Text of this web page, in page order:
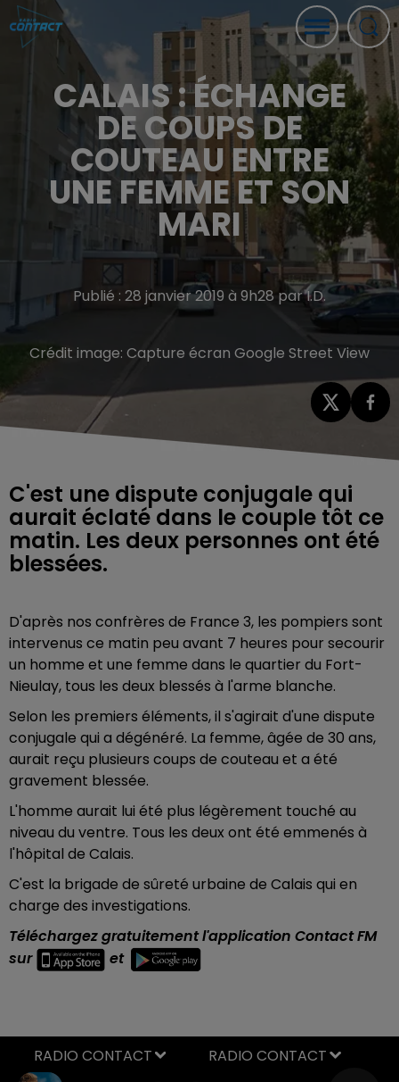
CALAIS : ÉCHANGE
DE COUPS DE
COUTEAU ENTRE
UNE FEMME ET SON
MARI
Publié : 28 janvier 2019 à 9h28 par I.D.
Crédit image: Capture écran Google Street View
C'est une dispute conjugale qui
aurait éclaté dans le couple tôt ce
matin. Les deux personnes ont été
blessées.
D'après nos confrères de France 3, les pompiers sont
intervenus ce matin peu avant 7 heures pour secourir
un homme et une femme dans le quartier du Fort-
Nieulay, tous les deux blessés à l'arme blanche.
Selon les premiers éléments, il s'agirait d'une dispute
conjugale qui a dégénéré. La femme, âgée de 30 ans,
aurait reçu plusieurs coups de couteau et a été
gravement blessée.
L'homme aurait lui été plus légèrement touché au
niveau du ventre. Tous les deux ont été emmenés à
l'hôpital de Calais.
C'est la brigade de sûreté urbaine de Calais qui en
charge des investigations.
Téléchargez gratuitement l'application Contact FM
sur
et
RADIO CONTACT